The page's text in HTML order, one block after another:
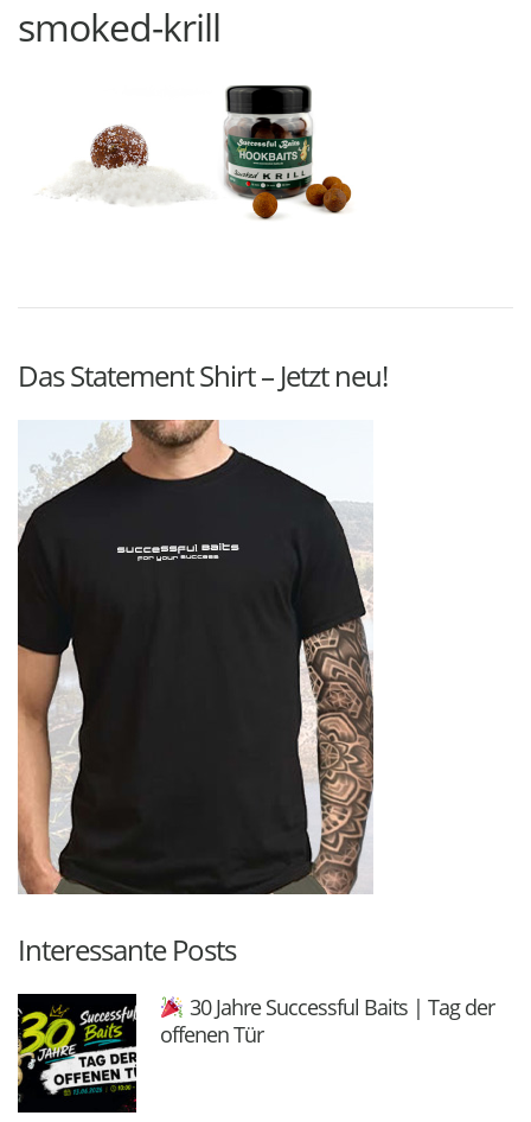
smoked-krill
Das Statement Shirt – Jetzt neu!
Interessante Posts
30 Jahre Successful Baits | Tag der
offenen Tür